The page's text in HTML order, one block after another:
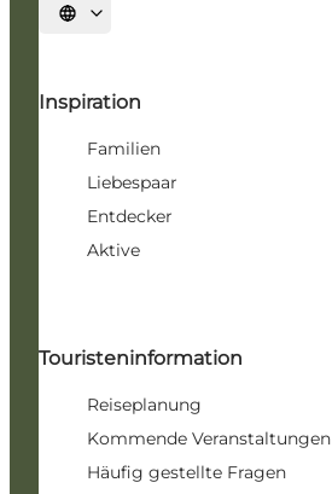
Sprache auswählen
Inspiration
Familien
Liebespaar
Entdecker
Aktive
Touristeninformation
Reiseplanung
Kommende Veranstaltungen
Häufig gestellte Fragen